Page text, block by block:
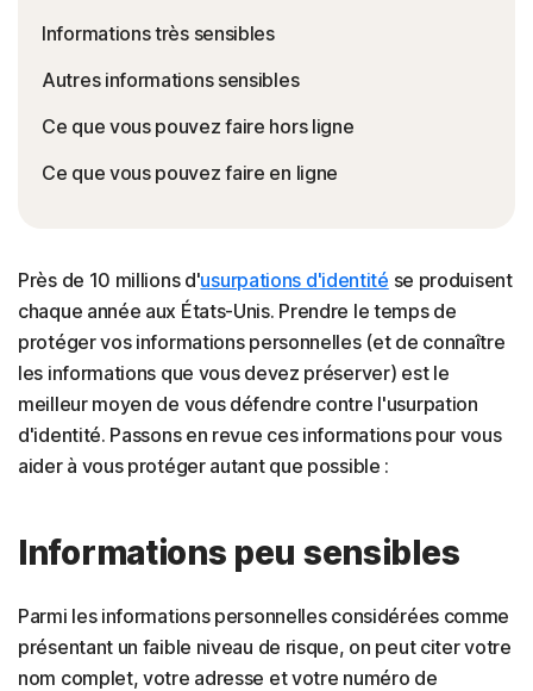
Informations très sensibles
Autres informations sensibles
Ce que vous pouvez faire hors ligne
Ce que vous pouvez faire en ligne
Près de 10 millions d'usurpations d'identité se produisent
chaque année aux États-Unis. Prendre le temps de
protéger vos informations personnelles (et de connaître
les informations que vous devez préserver) est le
meilleur moyen de vous défendre contre l'usurpation
d'identité. Passons en revue ces informations pour vous
aider à vous protéger autant que possible :
Informations peu sensibles
Parmi les informations personnelles considérées comme
présentant un faible niveau de risque, on peut citer votre
nom complet, votre adresse et votre numéro de